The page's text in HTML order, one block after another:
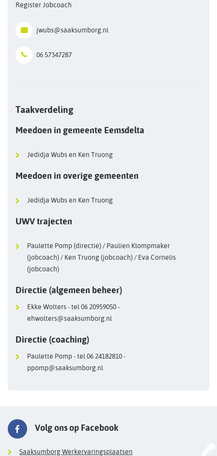
Register Jobcoach
jwubs@saaksumborg.nl
06 57347287
Taakverdeling
Meedoen in gemeente Eemsdelta
Jedidja Wubs en Ken Truong
Meedoen in overige gemeenten
Jedidja Wubs en Ken Truong
UWV trajecten
Paulette Pomp (directie) / Paulien Klompmaker
(jobcoach) / Ken Truong (jobcoach) / Eva Cornelis
(jobcoach)
Directie (algemeen beheer)
Ekke Wolters - tel 06 20959050 -
ehwolters@saaksumborg.nl
Directie (coaching)
Paulette Pomp - tel 06 24182810 -
ppomp@saaksumborg.nl
Volg ons op Facebook
Saaksumborg Werkervaringsplaatsen